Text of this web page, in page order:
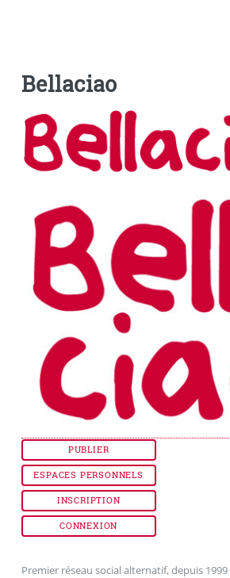
Bellaciao
PUBLIER
ESPACES PERSONNELS
INSCRIPTION
CONNEXION
Premier réseau social alternatif, depuis 1999